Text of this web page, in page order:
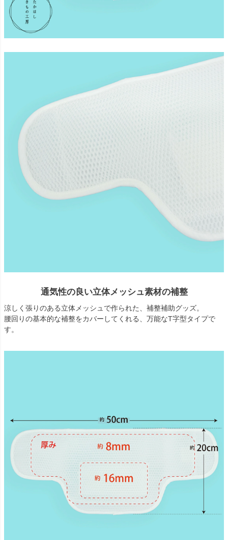
通気性の良い立体メッシュ素材の補整
涼しく張りのある立体メッシュで作られた、補整補助グッズ。
腰回りの基本的な補整をカバーしてくれる、万能なT字型タイプで
す。